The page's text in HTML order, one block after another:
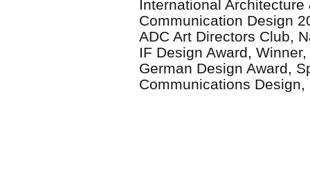
International Architecture
Communication Design
ADC Art Directors Club,
IF Design Award,
German Design Award,
Communications Design,